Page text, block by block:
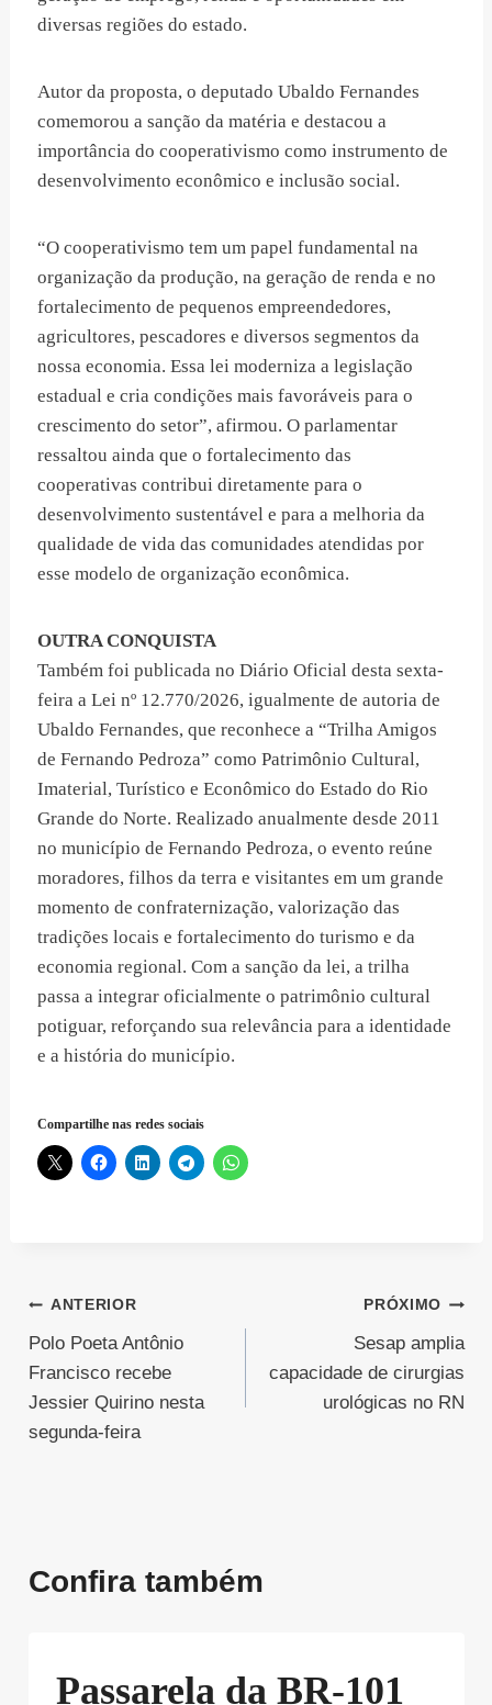
diversas regiões do estado.
Autor da proposta, o deputado Ubaldo Fernandes
comemorou a sanção da matéria e destacou a
importância do cooperativismo como instrumento de
desenvolvimento econômico e inclusão social.
“O cooperativismo tem um papel fundamental na
organização da produção, na geração de renda e no
fortalecimento de pequenos empreendedores,
agricultores, pescadores e diversos segmentos da
nossa economia. Essa lei moderniza a legislação
estadual e cria condições mais favoráveis para o
crescimento do setor”, afirmou. O parlamentar
ressaltou ainda que o fortalecimento das
cooperativas contribui diretamente para o
desenvolvimento sustentável e para a melhoria da
qualidade de vida das comunidades atendidas por
esse modelo de organização econômica.
OUTRA CONQUISTA
Também foi publicada no Diário Oficial desta sexta-
feira a Lei nº 12.770/2026, igualmente de autoria de
Ubaldo Fernandes, que reconhece a “Trilha Amigos
de Fernando Pedroza” como Patrimônio Cultural,
Imaterial, Turístico e Econômico do Estado do Rio
Grande do Norte. Realizado anualmente desde 2011
no município de Fernando Pedroza, o evento reúne
moradores, filhos da terra e visitantes em um grande
momento de confraternização, valorização das
tradições locais e fortalecimento do turismo e da
economia regional. Com a sanção da lei, a trilha
passa a integrar oficialmente o patrimônio cultural
potiguar, reforçando sua relevância para a identidade
e a história do município.
Compartilhe nas redes sociais
Navegação
de
Post
ANTERIOR
Polo Poeta Antônio
Francisco recebe
Jessier Quirino nesta
segunda-feira
PRÓXIMO
Sesap amplia
capacidade de cirurgias
urológicas no RN
Confira também
Passarela da BR-101